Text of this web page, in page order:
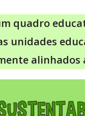
quadro
unidades